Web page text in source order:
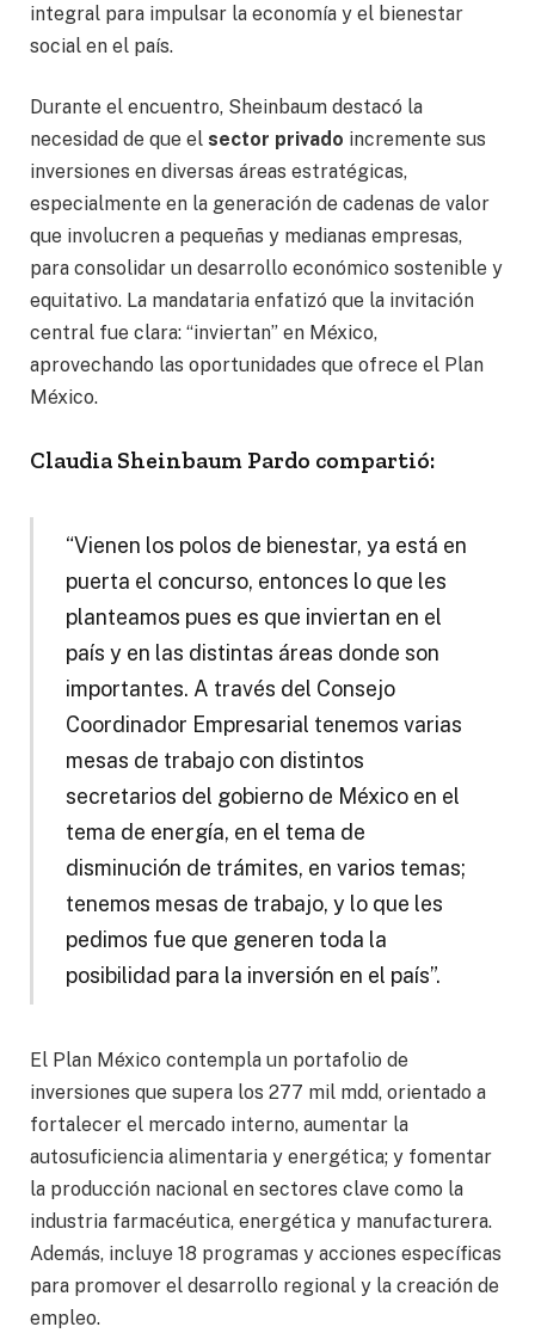
integral para impulsar la economía y el bienestar
social en el país.
Durante el encuentro, Sheinbaum destacó la
necesidad de que el sector privado incremente sus
inversiones en diversas áreas estratégicas,
especialmente en la generación de cadenas de valor
que involucren a pequeñas y medianas empresas,
para consolidar un desarrollo económico sostenible y
equitativo. La mandataria enfatizó que la invitación
central fue clara: “inviertan” en México,
aprovechando las oportunidades que ofrece el Plan
México.
Claudia Sheinbaum Pardo compartió:
“Vienen los polos de bienestar, ya está en
puerta el concurso, entonces lo que les
planteamos pues es que inviertan en el
país y en las distintas áreas donde son
importantes. A través del Consejo
Coordinador Empresarial tenemos varias
mesas de trabajo con distintos
secretarios del gobierno de México en el
tema de energía, en el tema de
disminución de trámites, en varios temas;
tenemos mesas de trabajo, y lo que les
pedimos fue que generen toda la
posibilidad para la inversión en el país”.
El Plan México contempla un portafolio de
inversiones que supera los 277 mil mdd, orientado a
fortalecer el mercado interno, aumentar la
autosuficiencia alimentaria y energética; y fomentar
la producción nacional en sectores clave como la
industria farmacéutica, energética y manufacturera.
Además, incluye 18 programas y acciones específicas
para promover el desarrollo regional y la creación de
empleo.